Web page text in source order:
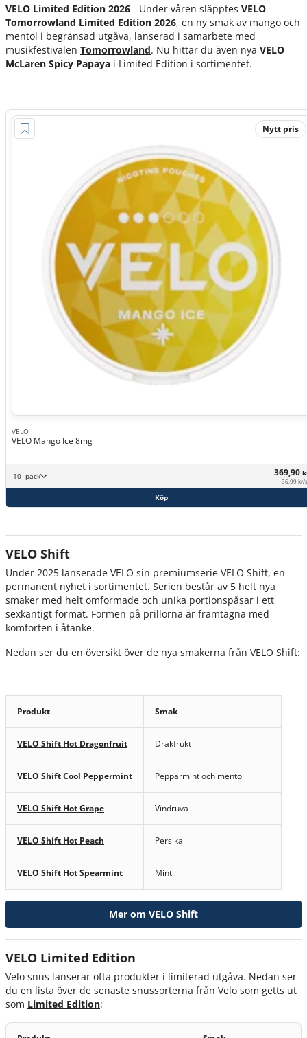
VELO Limited Edition 2026 - Under våren släpptes VELO
Tomorrowland Limited Edition 2026, en ny smak av mango och
mentol i begränsad utgåva, lanserad i samarbete med
musikfestivalen Tomorrowland. Nu hittar du även nya VELO
McLaren Spicy Papaya i Limited Edition i sortimentet.
Nytt pris
VELO
VELO Mango Ice 8mg
10 -pack 369,90
36,99 kr/
Köp
VELO Shift
Under 2025 lanserade VELO sin premiumserie VELO Shift, en
permanent nyhet i sortimentet. Serien består av 5 helt nya
smaker med helt omformade och unika portionspåsar i ett
sexkantigt format. Formen på prillorna är framtagna med
komforten i åtanke.
Nedan ser du en översikt över de nya smakerna från VELO Shift:
Produkt Smak
VELO Shift Hot Dragonfruit Drakfrukt
VELO Shift Cool Peppermint Pepparmint och mentol
VELO Shift Hot Grape Vindruva
VELO Shift Hot Peach Persika
VELO Shift Hot Spearmint Mint
Mer om VELO Shift
VELO Limited Edition
Velo snus lanserar ofta produkter i limiterad utgåva. Nedan ser
du en lista över de senaste snussorterna från Velo som getts ut
som Limited Edition: